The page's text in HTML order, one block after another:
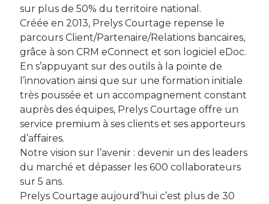
sur plus de 50% du territoire national.
Créée en 2013, Prelys Courtage repense le
parcours Client/Partenaire/Relations bancaires,
grâce à son CRM eConnect et son logiciel eDoc.
En s’appuyant sur des outils à la pointe de
l’innovation ainsi que sur une formation initiale
très poussée et un accompagnement constant
auprès des équipes, Prelys Courtage offre un
service premium à ses clients et ses apporteurs
d’affaires.
Notre vision sur l’avenir : devenir un des leaders
du marché et dépasser les 600 collaborateurs
sur 5 ans.
Prelys Courtage aujourd’hui c’est plus de 30